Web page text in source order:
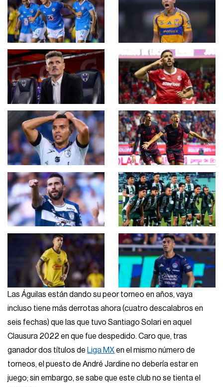
Las Águilas están dando su peor torneo en años, vaya
incluso tiene más derrotas ahora (cuatro descalabros en
seis fechas) que las que tuvo Santiago Solari en aquel
Clausura 2022 en que fue despedido. Caro que, tras
ganador dos títulos de Liga MX en el mismo número de
torneos, el puesto de André Jardine no debería estar en
juego; sin embargo, se sabe que este club no se tienta el